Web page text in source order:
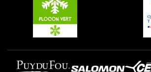
Plagne Aime 2000